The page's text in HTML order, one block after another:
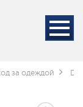
за одеждой